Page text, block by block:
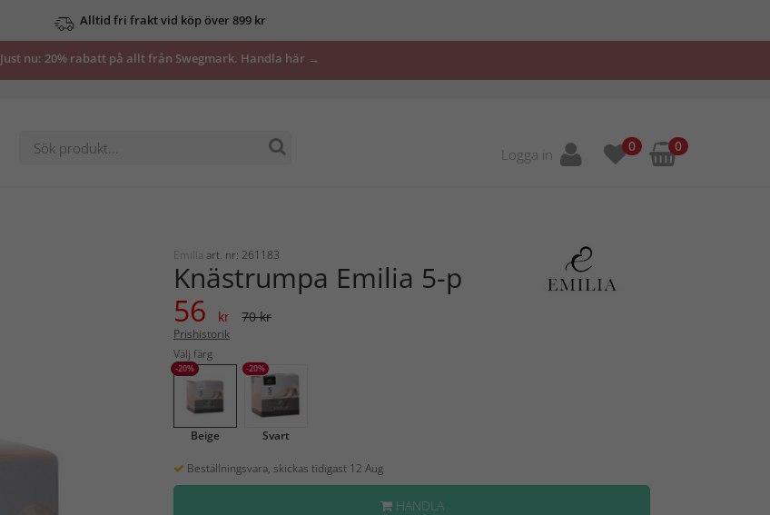
Alltid fri frakt vid köp över 899 kr
Just nu: 20% rabatt på allt från Swegmark. Handla här →
Logga in 0 0
Emilia art. nr: 261183
Knästrumpa Emilia 5-p
56 kr 70 kr
Prishistorik
Välj färg
-20%
Beige
-20%
Svart
Beställningsvara, skickas tidigast 12 Aug
HANDLA